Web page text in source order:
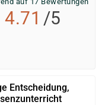
4.71 /5
Entscheidung,